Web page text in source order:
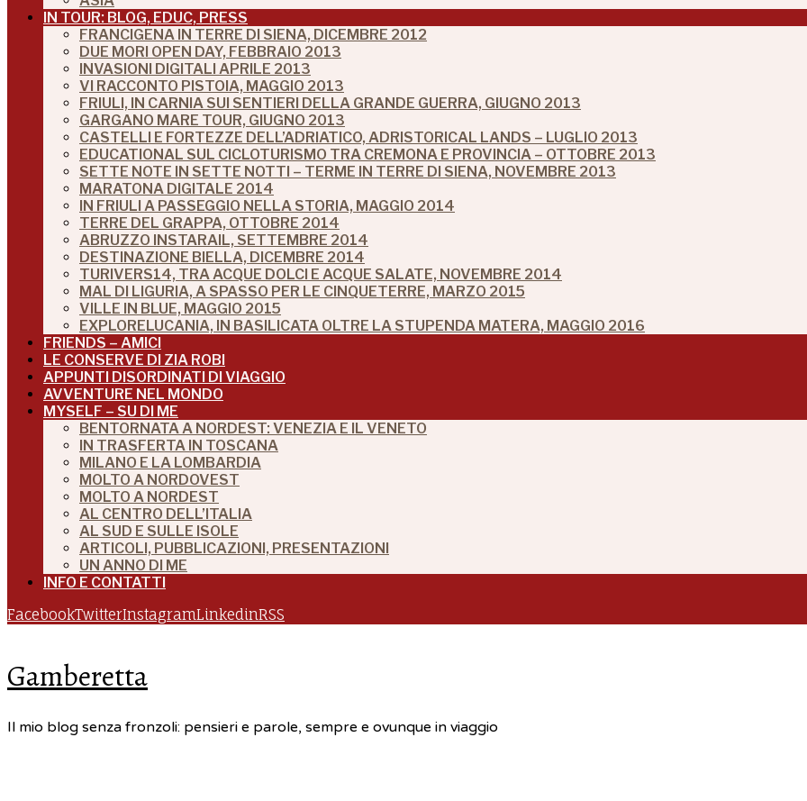
IN TOUR: BLOG, EDUC, PRESS
FRANCIGENA IN TERRE DI SIENA, DICEMBRE 2012
DUE MORI OPEN DAY, FEBBRAIO 2013
INVASIONI DIGITALI APRILE 2013
VI RACCONTO PISTOIA, MAGGIO 2013
FRIULI, IN CARNIA SUI SENTIERI DELLA GRANDE GUERRA, GIUGNO 2013
GARGANO MARE TOUR, GIUGNO 2013
CASTELLI E FORTEZZE DELL’ADRIATICO, ADRISTORICAL LANDS – LUGLIO 2013
EDUCATIONAL SUL CICLOTURISMO TRA CREMONA E PROVINCIA – OTTOBRE 2013
SETTE NOTE IN SETTE NOTTI – TERME IN TERRE DI SIENA, NOVEMBRE 2013
MARATONA DIGITALE 2014
IN FRIULI A PASSEGGIO NELLA STORIA, MAGGIO 2014
TERRE DEL GRAPPA, OTTOBRE 2014
ABRUZZO INSTARAIL, SETTEMBRE 2014
DESTINAZIONE BIELLA, DICEMBRE 2014
TURIVERS14, TRA ACQUE DOLCI E ACQUE SALATE, NOVEMBRE 2014
MAL DI LIGURIA, A SPASSO PER LE CINQUETERRE, MARZO 2015
VILLE IN BLUE, MAGGIO 2015
EXPLORELUCANIA, IN BASILICATA OLTRE LA STUPENDA MATERA, MAGGIO 2016
FRIENDS – AMICI
LE CONSERVE DI ZIA ROBI
APPUNTI DISORDINATI DI VIAGGIO
AVVENTURE NEL MONDO
MYSELF – SU DI ME
BENTORNATA A NORDEST: VENEZIA E IL VENETO
IN TRASFERTA IN TOSCANA
MILANO E LA LOMBARDIA
MOLTO A NORDOVEST
MOLTO A NORDEST
AL CENTRO DELL’ITALIA
AL SUD E SULLE ISOLE
ARTICOLI, PUBBLICAZIONI, PRESENTAZIONI
UN ANNO DI ME
INFO E CONTATTI
FacebookTwitterInstagramLinkedinRSS
Gamberetta
Il mio blog senza fronzoli: pensieri e parole, sempre e ovunque in viaggio